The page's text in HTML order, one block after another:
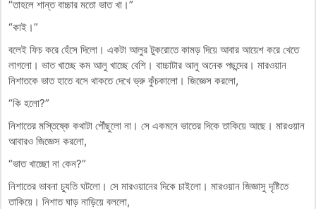
“তাহলে শান্ত বাচ্চার মতো ভাত খা।”
“কাই।”
বলেই ফিচ করে হেঁসে দিলো। একটা আলুর টুকরোতে কামড় দিয়ে আবার আয়েশ করে খেতে
লাগলো। ভাত খাচ্ছে কম আলু খাচ্ছে বেশি। বাচ্চাটার আলু অনেক পছন্দের। মারওয়ান
নিশাতকে ভাত হাতে বসে থাকতে দেখে ভ্রু কুঁচকালো। জিজ্ঞেস করলো,
“কি হলো?”
নিশাতের মস্তিষ্কে কথাটা পৌঁছুলো না। সে একমনে ভাতের দিকে তাকিয়ে আছে। মারওয়ান
আবারও জিজ্ঞেস করলো,
“ভাত খাচ্ছো না কেন?”
নিশাতের ভাবনা চ্যুতি ঘটলো। সে মারওয়ানের দিকে চাইলো। মারওয়ান জিজ্ঞাসু দৃষ্টিতে
তাকিয়ে। নিশাত ঘাড় নাড়িয়ে বললো,